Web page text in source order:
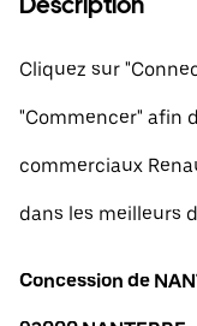
Cliquez sur
"Commencer" afin
commerciaux
dans les meilleurs
Concession de